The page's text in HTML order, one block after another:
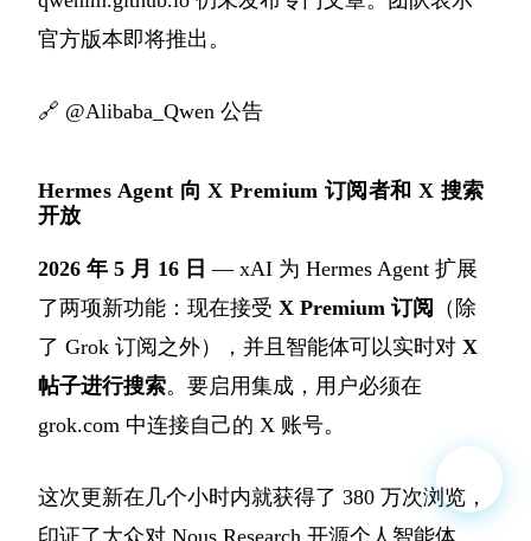
官方版本即将推出。
🔗 @Alibaba_Qwen 公告
Hermes Agent 向 X Premium 订阅者和 X 搜索
开放
2026 年 5 月 16 日 — xAI 为 Hermes Agent 扩展
了两项新功能：现在接受 X Premium 订阅
（除
了 Grok 订阅之外），并且智能体可以实时对 X
帖子进行搜索。要启用集成，用户必须在
grok.com 中连接自己的 X 账号。
这次更新在几个小时内就获得了 380 万次浏览，